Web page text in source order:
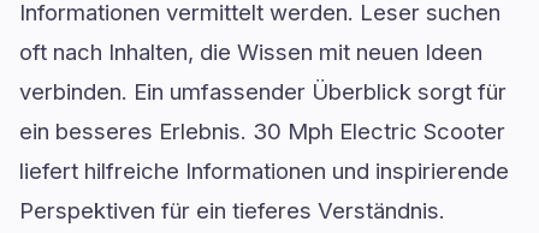
Informationen vermittelt werden. Leser suchen
oft nach Inhalten, die Wissen mit neuen Ideen
verbinden. Ein umfassender Überblick sorgt für
ein besseres Erlebnis. 30 Mph Electric Scooter
liefert hilfreiche Informationen und inspirierende
Perspektiven für ein tieferes Verständnis.